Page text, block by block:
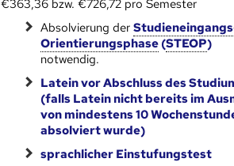
€363,36 bzw. €726,72 pro Semester
Absolvierung der
Orientierungsphase (STEOP)
notwendig.
Latein vor Abschluss des
(falls Latein nicht bereits im
von mindestens 10
absolviert wurde)
sprachlicher Einstufungstest